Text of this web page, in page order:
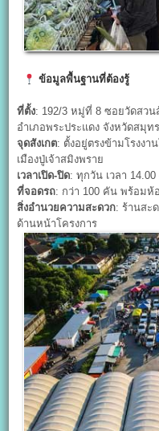
ข้อมูลพื้นฐานที่ต้องรู้
ที่ตั้ง: 192/3 หมู่ที่ 8 ซอยวัดสวน
อำเภอพระประแดง จังหวัดสมุท
จุดสังเกต: ตั้งอยู่ตรงข้ามโรงง
เมืองปู่เจ้าสมิงพราย
เวลาเปิด-ปิด: ทุกวัน เวลา
ที่จอดรถ: กว่า 100 คัน พร้อมห้
สิ่งอำนวยความสะดวก: ร้านสะ
ด้านหน้าโครงการ